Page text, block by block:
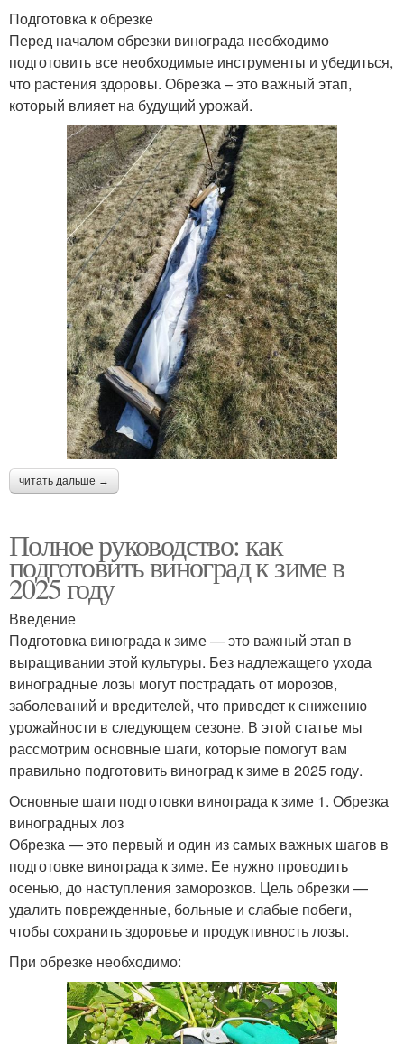
Подготовка к обрезке
Перед началом обрезки винограда необходимо
подготовить все необходимые инструменты и убедиться,
что растения здоровы. Обрезка – это важный этап,
который влияет на будущий урожай.
читать дальше →
Полное руководство: как
подготовить виноград к зиме в
2025 году
Введение
Подготовка винограда к зиме — это важный этап в
выращивании этой культуры. Без надлежащего ухода
виноградные лозы могут пострадать от морозов,
заболеваний и вредителей, что приведет к снижению
урожайности в следующем сезоне. В этой статье мы
рассмотрим основные шаги, которые помогут вам
правильно подготовить виноград к зиме в 2025 году.
Основные шаги подготовки винограда к зиме 1. Обрезка
виноградных лоз
Обрезка — это первый и один из самых важных шагов в
подготовке винограда к зиме. Ее нужно проводить
осенью, до наступления заморозков. Цель обрезки —
удалить поврежденные, больные и слабые побеги,
чтобы сохранить здоровье и продуктивность лозы.
При обрезке необходимо: